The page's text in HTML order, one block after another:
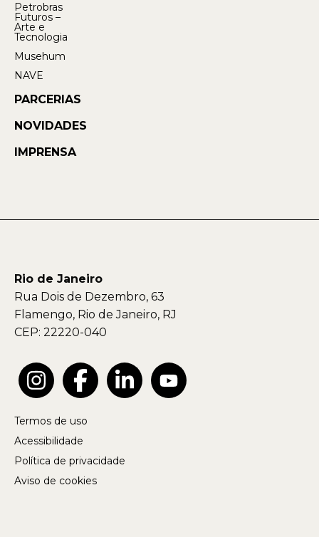
Petrobras
Futuros –
Arte e
Tecnologia
Musehum
NAVE
PARCERIAS
NOVIDADES
IMPRENSA
Rio de Janeiro
Rua Dois de Dezembro, 63
Flamengo, Rio de Janeiro, RJ
CEP: 22220-040
Termos de uso
Acessibilidade
Política de privacidade
Aviso de cookies